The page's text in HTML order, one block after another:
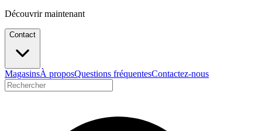
Découvrir maintenant
Contact
MagasinsÀ proposQuestions fréquentesContactez-nous